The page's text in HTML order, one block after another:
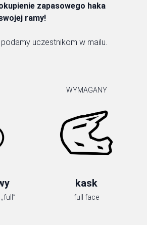
zapasowego haka
ramy!
uczestnikom w mailu.
WYMAGANY
kask
full face